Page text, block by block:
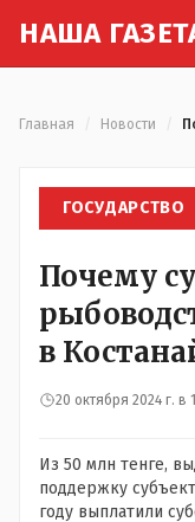
НАША Г
Главная Новости
ГОСУДАРСТВО
Почему
в
20 октября 2024 г. в
Из 50 млн тенге,
поддержку
году выплатили